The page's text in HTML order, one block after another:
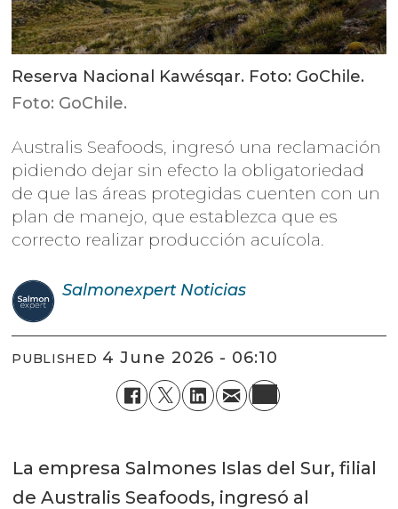
Reserva Nacional Kawésqar. Foto: GoChile.
Foto: GoChile.
Australis Seafoods, ingresó una reclamación
pidiendo dejar sin efecto la obligatoriedad
de que las áreas protegidas cuenten con un
plan de manejo, que establezca que es
correcto realizar producción acuícola.
Salmonexpert Noticias
PUBLISHED 4 June 2026 - 06:10
La empresa Salmones Islas del Sur, filial
de Australis Seafoods, ingresó al